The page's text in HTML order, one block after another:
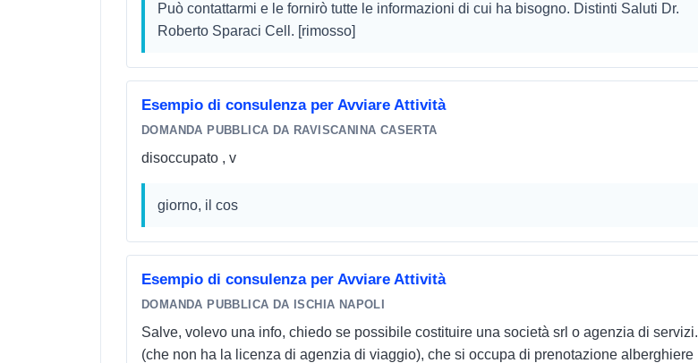
Può contattarmi e le fornirò tutte le informazioni di cui ha bisogno. Distinti Saluti Dr.
Roberto Sparaci Cell. [rimosso]
Esempio di consulenza per Avviare Attività
DOMANDA PUBBLICA DA RAVISCANINA CASERTA
disoccupato , v
giorno, il cos
Esempio di consulenza per Avviare Attività
DOMANDA PUBBLICA DA ISCHIA NAPOLI
Salve, volevo una info, chiedo se possibile costituire una società srl o agenzia di servizi.
(che non ha la licenza di agenzia di viaggio), che si occupa di prenotazione alberghiere